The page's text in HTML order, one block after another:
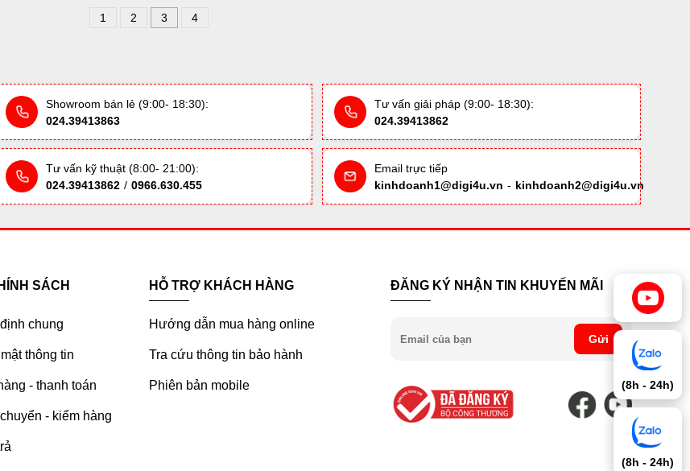
1 2 3 4
Showroom bán lẻ (9:00- 18:30):
024.39413863
Tư vấn giải pháp (9:00- 18:30):
024.39413862
Tư vấn kỹ thuật (8:00- 21:00):
024.39413862 / 0966.630.455
Email trực tiếp
kinhdoanh1@digi4u.vn - kinhdoanh2@digi4u.vn
SÁCH
chung
thông tin
- thanh toán
- kiểm hàng
HỖ TRỢ KHÁCH HÀNG
Hướng dẫn mua hàng online
Tra cứu thông tin bảo hành
Phiên bản mobile
ĐĂNG KÝ NHẬN TIN KHUYẾN MÃI
Gửi
(8h - 24h)
(8h - 24h)